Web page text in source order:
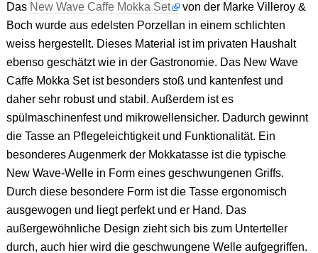
Das New Wave Caffe Mokka Set
von der Marke Villeroy &
Boch wurde aus edelsten Porzellan in einem schlichten
weiss hergestellt. Dieses Material ist im privaten Haushalt
ebenso geschätzt wie in der Gastronomie. Das New Wave
Caffe Mokka Set ist besonders stoß und kantenfest und
daher sehr robust und stabil. Außerdem ist es
spülmaschinenfest und mikrowellensicher. Dadurch gewinnt
die Tasse an Pflegeleichtigkeit und Funktionalität. Ein
besonderes Augenmerk der Mokkatasse ist die typische
New Wave-Welle in Form eines geschwungenen Griffs.
Durch diese besondere Form ist die Tasse ergonomisch
ausgewogen und liegt perfekt und er Hand. Das
außergewöhnliche Design zieht sich bis zum Unterteller
durch, auch hier wird die geschwungene Welle aufgegriffen.